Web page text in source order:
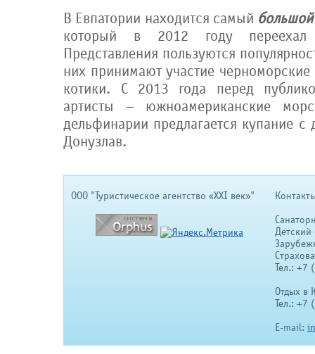
В Евпатории находится самый
который в 2012 году
Представления пользуются
них принимают участие
котики. С 2013 года перед
артисты – южноамериканские
дельфинарии предлагается купание
Донузлав.
OOO "Туристическое агентство «XXI век»"
Детский
Тел.: +7
Отдых в
Тел.: +7
E-mail: